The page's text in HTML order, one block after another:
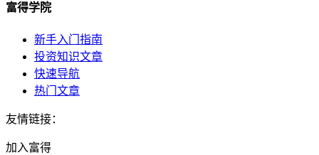
富得学院
新手入门指南
投资知识文章
快速导航
热门文章
友情链接：
加入富得